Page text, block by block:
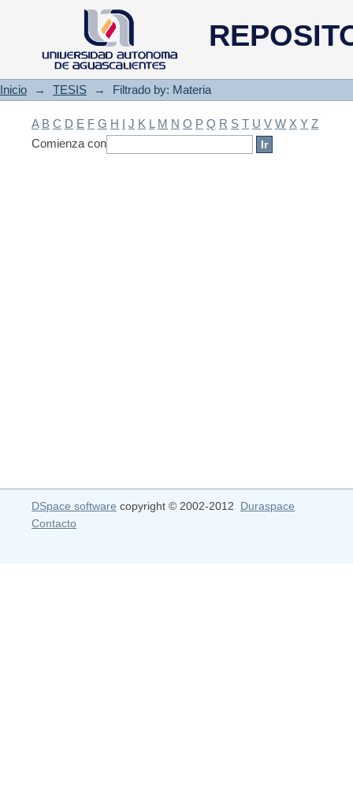
Filtrado by: Materia
Inicio → TESIS → Filtrado by: Materia
A B C D E F G H I J K L M N O P Q R S T U V W X Y Z
Comienza con
DSpace software copyright © 2002-2012 Duraspace
Contacto